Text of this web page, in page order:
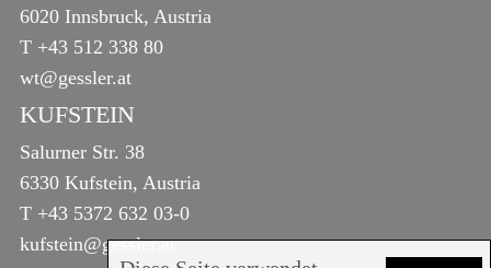
6020 Innsbruck, Austria
T +43 512 338 80
wt@gessler.at
KUFSTEIN
Salurner Str. 38
6330 Kufstein, Austria
T +43 5372 632 03-0
kufstein@gessler.at